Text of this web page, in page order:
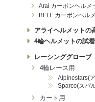
Arai カーボンヘルメ
BELL カーボンヘル
アライヘルメットの
4輪ヘルメットの試
レーシンググローブ
4輪レース用
Alpinestars(
Sparco(スパ
カート用